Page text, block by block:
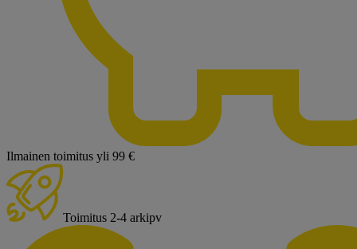
Ilmainen toimitus yli 99 €
Toimitus 2-4 arkipv